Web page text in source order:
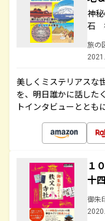
神
石
旅の
美しくミステリアスな
を、明日誰かに話した
トインタビューととも
１
十
御朱